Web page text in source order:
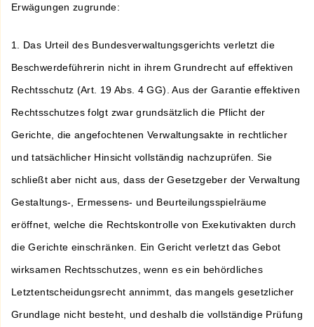
Erwägungen zugrunde:
1. Das Urteil des Bundesverwaltungsgerichts verletzt die
Beschwerdeführerin nicht in ihrem Grundrecht auf effektiven
Rechtsschutz (Art. 19 Abs. 4 GG). Aus der Garantie effektiven
Rechtsschutzes folgt zwar grundsätzlich die Pflicht der
Gerichte, die angefochtenen Verwaltungsakte in rechtlicher
und tatsächlicher Hinsicht vollständig nachzuprüfen. Sie
schließt aber nicht aus, dass der Gesetzgeber der Verwaltung
Gestaltungs-, Ermessens- und Beurteilungsspielräume
eröffnet, welche die Rechtskontrolle von Exekutivakten durch
die Gerichte einschränken. Ein Gericht verletzt das Gebot
wirksamen Rechtsschutzes, wenn es ein behördliches
Letztentscheidungsrecht annimmt, das mangels gesetzlicher
Grundlage nicht besteht, und deshalb die vollständige Prüfung